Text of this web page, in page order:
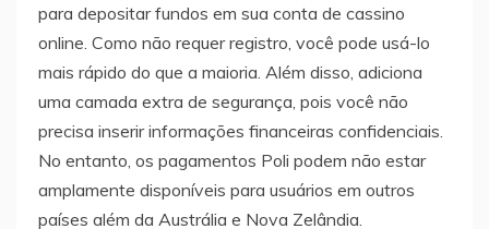
para depositar fundos em sua conta de cassino
online. Como não requer registro, você pode usá-lo
mais rápido do que a maioria. Além disso, adiciona
uma camada extra de segurança, pois você não
precisa inserir informações financeiras confidenciais.
No entanto, os pagamentos Poli podem não estar
amplamente disponíveis para usuários em outros
países além da Austrália e Nova Zelândia.